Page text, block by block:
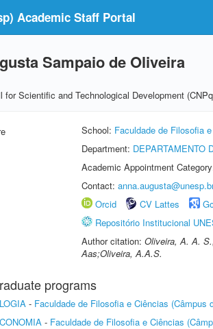
Academic Staff Portal
Sampaio de Oliveira
for Scientific and Technological Development
School: Faculdade de Filosofia
Department: DEPARTAMENTO
Academic Appointment
Contact:
Orcid
CV Lattes
Repositório Institucional
Author citation: Oliveira, A. A.
Aas;Oliveira, A.A.S.
programs
- Faculdade de Filosofia e Ciências (Câmpus
- Faculdade de Filosofia e Ciências